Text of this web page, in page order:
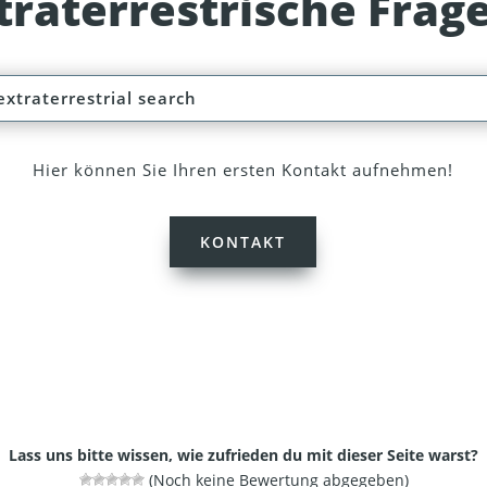
Hier können Sie Ihren ersten Kontakt aufnehmen!
KONTAKT
Lass uns bitte wissen, wie zufrieden du mit dieser Seite warst?
(Noch keine Bewertung abgegeben)